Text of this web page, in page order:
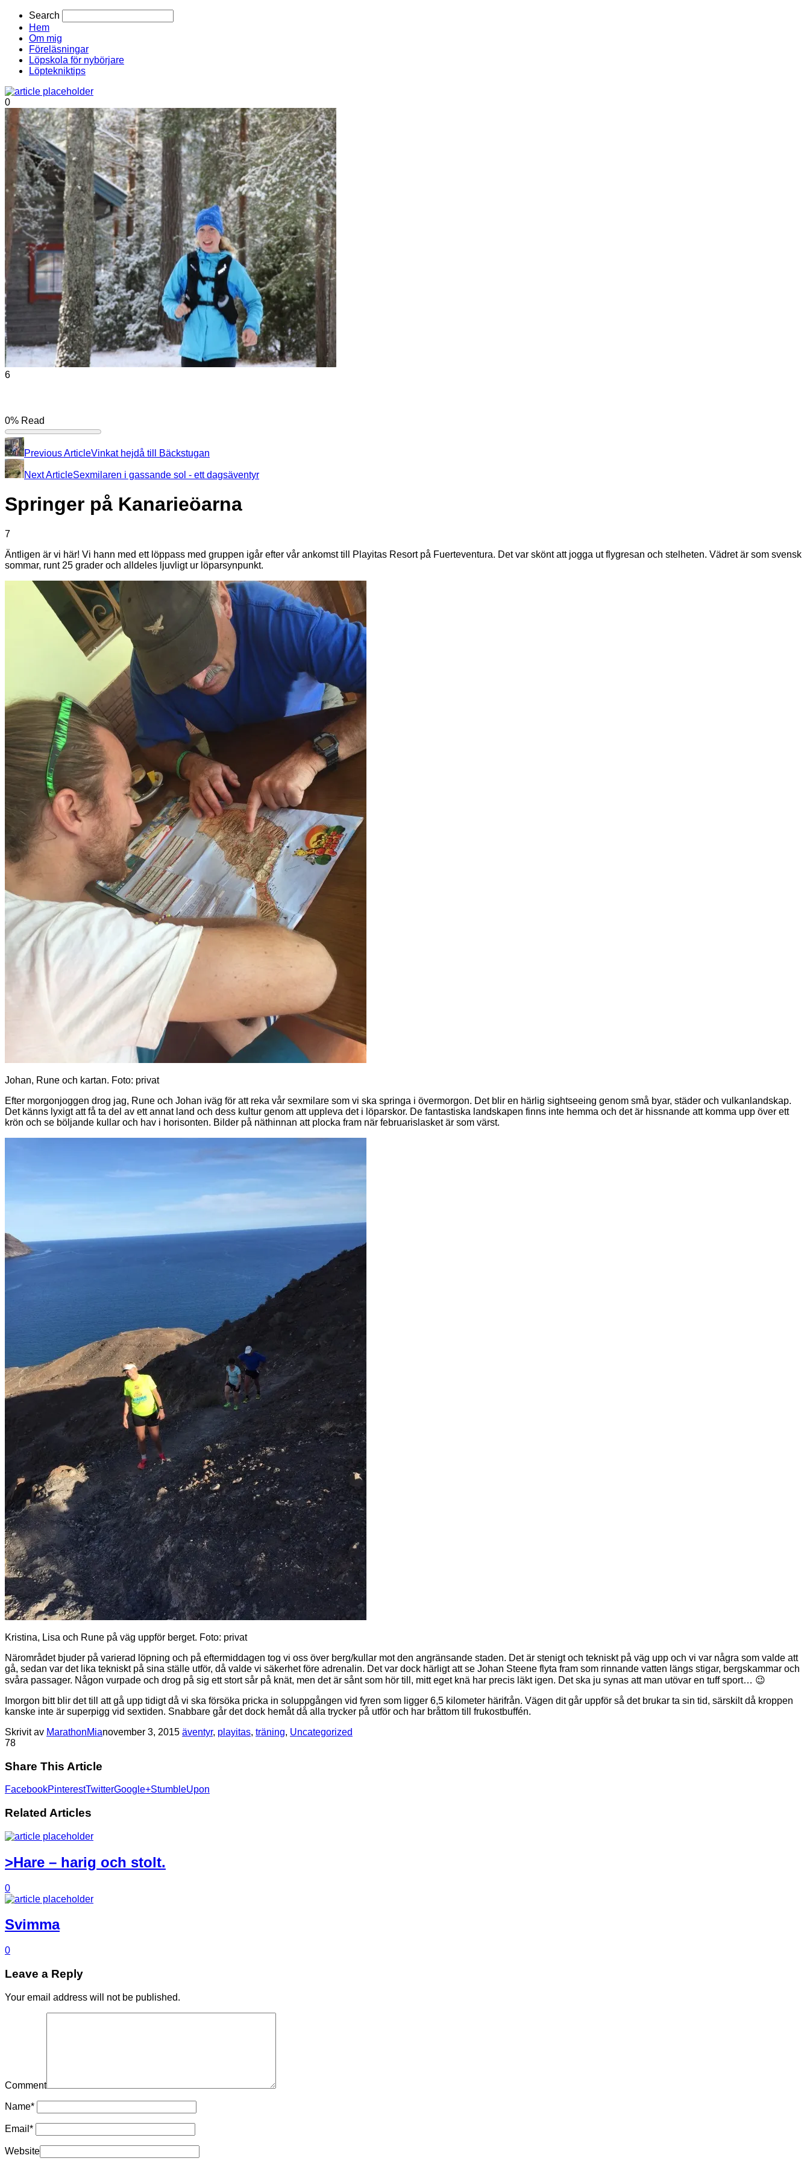
Search
Hem
Om mig
Föreläsningar
Löpskola för nybörjare
Löptekniktips
0
6
0% Read
Previous ArticleVinkat hejdå till Bäckstugan
Next ArticleSexmilaren i gassande sol - ett dagsäventyr
Springer på Kanarieöarna
7
Äntligen är vi här! Vi hann med ett löppass med gruppen igår efter vår ankomst till Playitas Resort på Fuerteventura. Det var skönt att jogga ut flygresan och stelheten. Vädret är som svensk
sommar, runt 25 grader och alldeles ljuvligt ur löparsynpunkt.
Johan, Rune och kartan. Foto: privat
Efter morgonjoggen drog jag, Rune och Johan iväg för att reka vår sexmilare som vi ska springa i övermorgon. Det blir en härlig sightseeing genom små byar, städer och vulkanlandskap.
Det känns lyxigt att få ta del av ett annat land och dess kultur genom att uppleva det i löparskor. De fantastiska landskapen finns inte hemma och det är hissnande att komma upp över ett
krön och se böljande kullar och hav i horisonten. Bilder på näthinnan att plocka fram när februarislasket är som värst.
Kristina, Lisa och Rune på väg uppför berget. Foto: privat
Närområdet bjuder på varierad löpning och på eftermiddagen tog vi oss över berg/kullar mot den angränsande staden. Det är stenigt och tekniskt på väg upp och vi var några som valde att
gå, sedan var det lika tekniskt på sina ställe utför, då valde vi säkerhet före adrenalin. Det var dock härligt att se Johan Steene flyta fram som rinnande vatten längs stigar, bergskammar och
svåra passager. Någon vurpade och drog på sig ett stort sår på knät, men det är sånt som hör till, mitt eget knä har precis läkt igen. Det ska ju synas att man utövar en tuff sport… 😉
Imorgon bitt blir det till att gå upp tidigt då vi ska försöka pricka in soluppgången vid fyren som ligger 6,5 kilometer härifrån. Vägen dit går uppför så det brukar ta sin tid, särskilt då kroppen
kanske inte är superpigg vid sextiden. Snabbare går det dock hemåt då alla trycker på utför och har bråttom till frukostbuffén.
Skrivit av MarathonMianovember 3, 2015 äventyr, playitas, träning, Uncategorized
78
Share This Article
FacebookPinterestTwitterGoogle+StumbleUpon
Related Articles
>Hare – harig och stolt.
0
Svimma
0
Leave a Reply
Your email address will not be published.
Comment
Name*
Email *
Website